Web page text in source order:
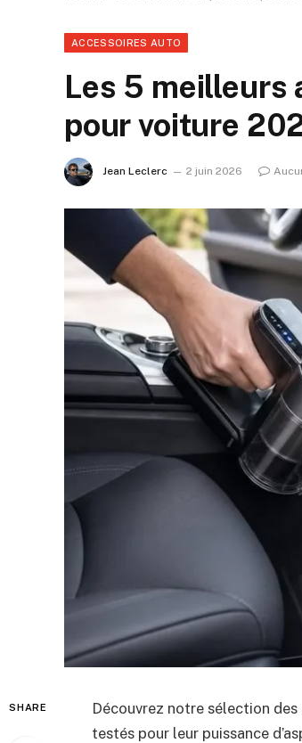
ACCESSOIRES AUTO
Les 5 meilleurs
pour voiture
Jean Leclerc 2 juin 2026
SHARE
Découvrez notre sélection
testés pour leur puissance